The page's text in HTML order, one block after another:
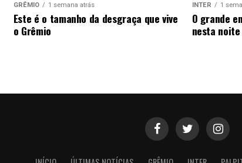
GRÊMIO 1 semana atrás
Este é o tamanho da desgraça que vive
o Grêmio
INTER 1
O grande
nesta